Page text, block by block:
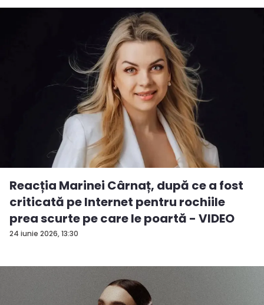
24 iunie 2026, 13:30
Reacția Marinei Cârnaț, după ce a fost
criticată pe Internet pentru rochiile
prea scurte pe care le poartă - VIDEO